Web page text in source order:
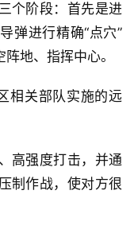
个阶段：首先是进
弹进行精确“点穴”
地、指挥中心。
相关部队实施的远
高强度打击，并通
制作战，使对方很